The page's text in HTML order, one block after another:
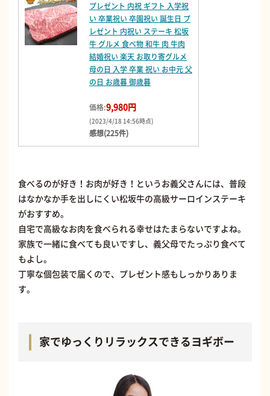
プレゼント 内祝 ギフト 入学祝
い 卒業祝い 卒園祝い 誕生日 プ
レゼント 内祝い ステーキ 松坂
牛 グルメ 食べ物 和牛 肉 牛肉
結婚祝い 楽天 お取り寄グルメ
母の日 入学 卒業 祝い お中元 父
の日 お歳暮 御歳暮
価格:9,980円
(2023/4/18 14:56時点)
感想(225件)
食べるのが好き！お肉が好き！というお義父さんには、普段
はなかなか手を出しにくい松坂牛の高級サーロインステーキ
がおすすめ。
自宅で高級なお肉を食べられる幸せはたまらないですよね。
家族で一緒に食べても良いですし、義父母でたっぷり食べて
もよし。
丁寧な個包装で届くので、プレゼント感もしっかりありま
す。
家でゆっくりリラックスできるヨギボー